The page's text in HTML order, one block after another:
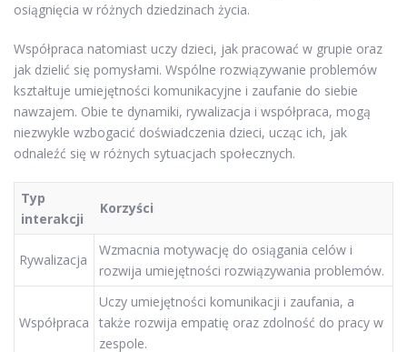
osiągnięcia w różnych dziedzinach życia.
Współpraca natomiast uczy dzieci, jak pracować w grupie oraz
jak dzielić się pomysłami. Wspólne rozwiązywanie problemów
kształtuje umiejętności komunikacyjne i zaufanie do siebie
nawzajem. Obie te dynamiki, rywalizacja i współpraca, mogą
niezwykle wzbogacić doświadczenia dzieci, ucząc ich, jak
odnaleźć się w różnych sytuacjach społecznych.
Typ
interakcji
Korzyści
Rywalizacja
Wzmacnia motywację do osiągania celów i
rozwija umiejętności rozwiązywania problemów.
Współpraca
Uczy umiejętności komunikacji i zaufania, a
także rozwija empatię oraz zdolność do pracy w
zespole.